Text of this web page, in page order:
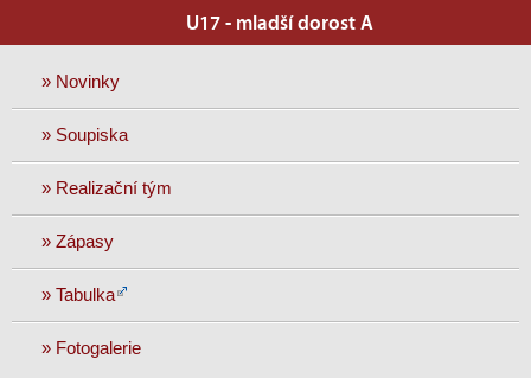
U17 - mladší dorost A
» Novinky
» Soupiska
» Realizační tým
» Zápasy
» Tabulka
» Fotogalerie